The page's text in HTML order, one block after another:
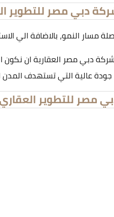
دبي مصر للتطوير
مسار النمو، بالاضافة الي
دبي مصر العقارية ان نكون
عالية التي تستهدف المدن
مصر للتطوير العقاري